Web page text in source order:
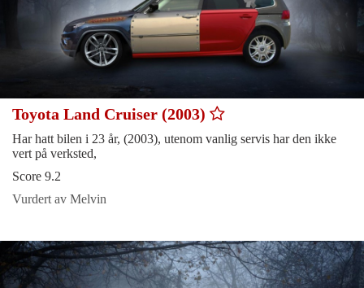
Toyota Land Cruiser (2003)
Har hatt bilen i 23 år, (2003), utenom vanlig servis har den ikke
vert på verksted,
Score 9.2
Vurdert av Melvin